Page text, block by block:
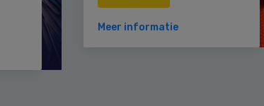
Meer informatie